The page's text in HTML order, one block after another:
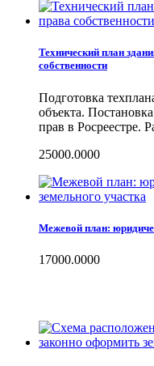
Технический план
собственности
Подготовка
объекта.
прав в Росреестре.
25000.0000
Межевой план:
17000.0000